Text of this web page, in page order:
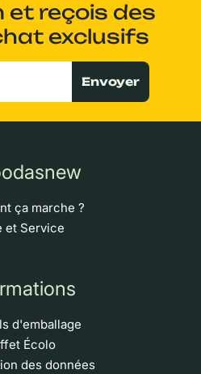
et reçois des
exclusifs
Envoyer
ça marche ?
et Service
d'emballage
Écolo
des données